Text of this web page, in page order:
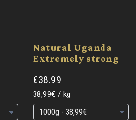
Natural Uganda
Extremely strong
€38.99
Grundpreis
38,99€ / pro
kg
Grundpreis
Grundpreis